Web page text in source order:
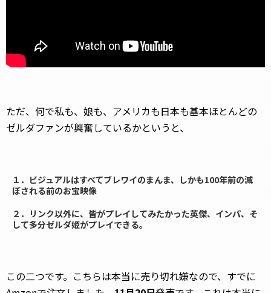
ただ、何で私も、娘も、アメリカも日本も基本ほとんどの
ゼルダファンが興奮しているかというと、
１．ビジュアルはすべてブレワイのまんま、しかも100年前の滅
ぼされる前のお宝映像
２．リンク以外に、皆がプレイしてみたかった英傑、インパ、そ
して多分ゼルダ姫がプレイできる。
この二つです。こちらは本当に売り切れ嫌なので、すでに